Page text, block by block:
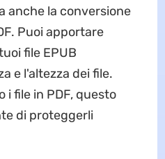
anche la conversione
Puoi apportare
file EPUB
e l'altezza dei file.
i file in PDF, questo
di proteggerli